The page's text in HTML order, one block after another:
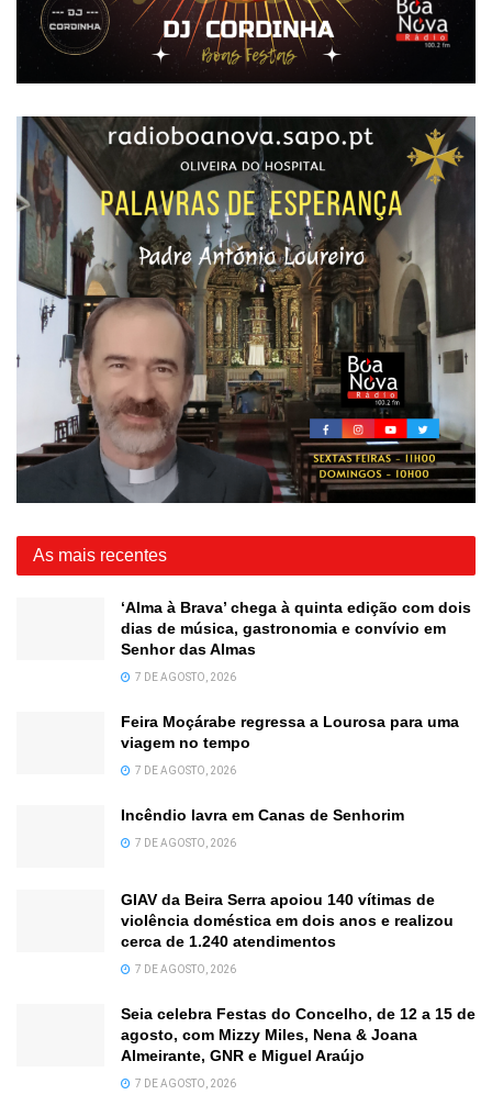
As mais recentes
‘Alma à Brava’ chega à quinta edição com dois
dias de música, gastronomia e convívio em
Senhor das Almas
7 DE AGOSTO, 2026
Feira Moçárabe regressa a Lourosa para uma
viagem no tempo
7 DE AGOSTO, 2026
Incêndio lavra em Canas de Senhorim
7 DE AGOSTO, 2026
GIAV da Beira Serra apoiou 140 vítimas de
violência doméstica em dois anos e realizou
cerca de 1.240 atendimentos
7 DE AGOSTO, 2026
Seia celebra Festas do Concelho, de 12 a 15 de
agosto, com Mizzy Miles, Nena & Joana
Almeirante, GNR e Miguel Araújo
7 DE AGOSTO, 2026